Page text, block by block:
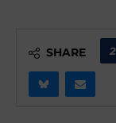
SHARE 2